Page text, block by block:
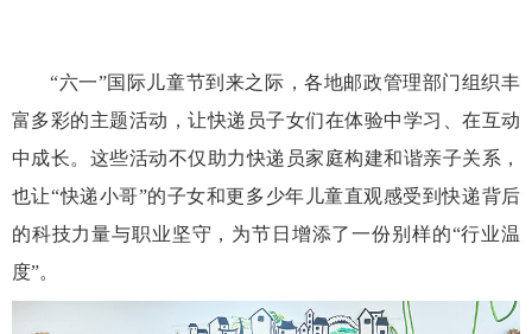
“六一”国际儿童节到来之际，各地邮政管理部门组织丰
富多彩的主题活动，让快递员子女们在体验中学习、在互动
中成长。这些活动不仅助力快递员家庭构建和谐亲子关系，
也让“快递小哥”的子女和更多少年儿童直观感受到快递背后
的科技力量与职业坚守，为节日增添了一份别样的“行业温
度”。